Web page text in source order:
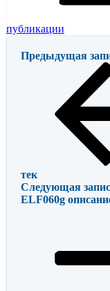
публикации
Предыдущая
тек
Следующая
ELF060g